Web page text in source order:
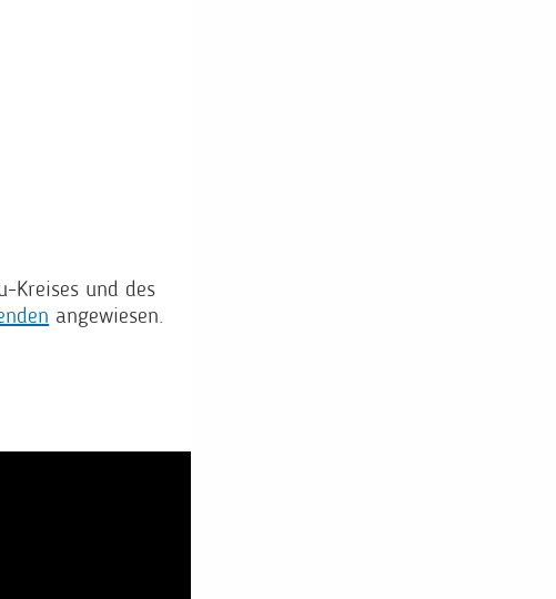
Kreises und des
angewiesen.